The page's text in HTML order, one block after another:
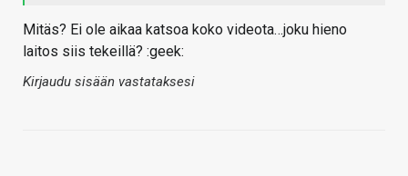
Mitäs? Ei ole aikaa katsoa koko videota…joku hieno
laitos siis tekeillä? :geek:
Kirjaudu sisään vastataksesi